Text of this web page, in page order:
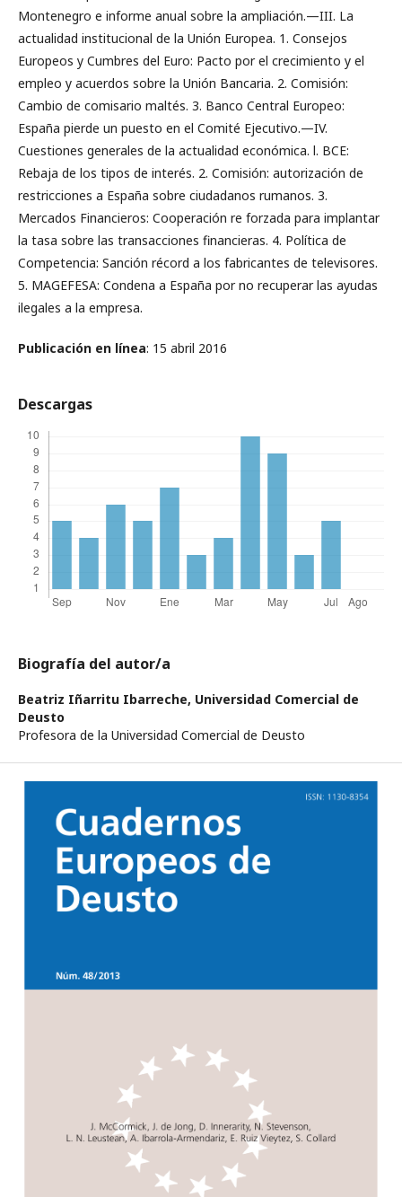
Montenegro e informe anual sobre la ampliación.—III. La
actualidad institucional de la Unión Europea. 1. Consejos
Europeos y Cumbres del Euro: Pacto por el crecimiento y el
empleo y acuerdos sobre la Unión Bancaria. 2. Comisión:
Cambio de comisario maltés. 3. Banco Central Europeo:
España pierde un puesto en el Comité Ejecutivo.—IV.
Cuestiones generales de la actualidad económica. l. BCE:
Rebaja de los tipos de interés. 2. Comisión: autorización de
restricciones a España sobre ciudadanos rumanos. 3.
Mercados Financieros: Cooperación re­ forzada para implantar
la tasa sobre las transacciones financieras. 4. Política de
Competencia: Sanción récord a los fabricantes de televisores.
5. MAGEFESA: Condena a España por no recuperar las ayudas
ilegales a la empresa.
Publicación en línea: 15 abril 2016
Descargas
Biografía del autor/a
Beatriz Iñarritu Ibarreche, Universidad Comercial de
Deusto
Profesora de la Universidad Comercial de Deusto